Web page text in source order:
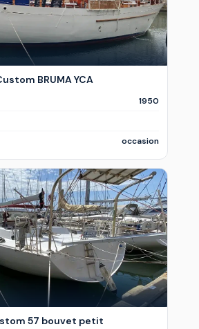
BRUMA YCA
1950
occasion
57 bouvet petit